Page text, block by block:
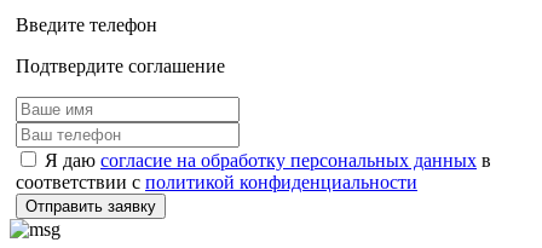
Введите телефон
Подтвердите соглашение
Я даю согласие на обработку персональных данных в
соответствии с политикой конфиденциальности
Отправить заявку